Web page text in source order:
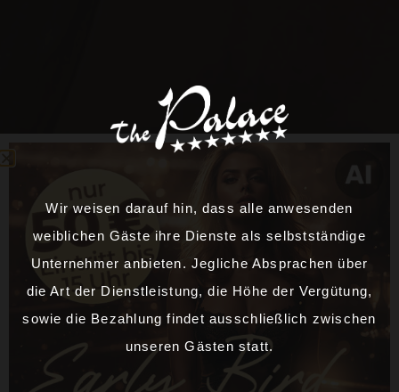
Wir weisen darauf hin, dass alle anwesenden
weiblichen Gäste ihre Dienste als selbstständige
Unternehmer anbieten. Jegliche Absprachen über
die Art der Dienstleistung, die Höhe der Vergütung,
sowie die Bezahlung findet ausschließlich zwischen
unseren Gästen statt.